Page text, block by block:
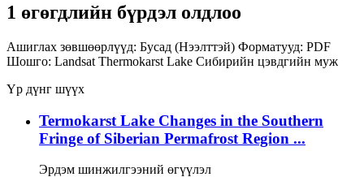
1 өгөгдлийн бүрдэл олдлоо
Ашиглах зөвшөөрлүүд: Бусад (Нээлттэй) Форматууд: PDF
Шошго: Landsat Thermokarst Lake Сибирийн цэвдгийн муж
Үр дүнг шүүх
Termokarst Lake Changes in the Southern
Fringe of Siberian Permafrost Region ...
Эрдэм шинжилгээний өгүүлэл